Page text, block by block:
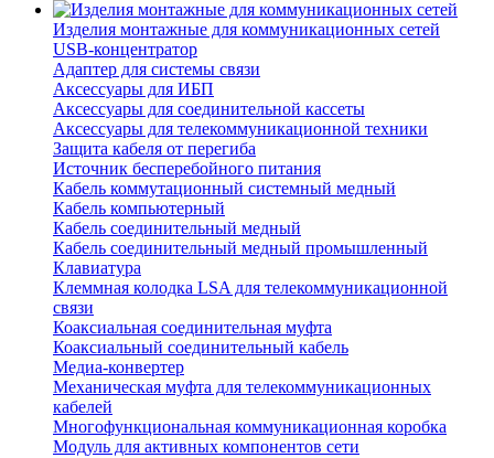
Изделия монтажные для коммуникационных сетей
USB-концентратор
Адаптер для системы связи
Аксессуары для ИБП
Аксессуары для соединительной кассеты
Аксессуары для телекоммуникационной техники
Защита кабеля от перегиба
Источник бесперебойного питания
Кабель коммутационный системный медный
Кабель компьютерный
Кабель соединительный медный
Кабель соединительный медный промышленный
Клавиатура
Клеммная колодка LSA для телекоммуникационной
связи
Коаксиальная соединительная муфта
Коаксиальный соединительный кабель
Медиа-конвертер
Механическая муфта для телекоммуникационных
кабелей
Многофункциональная коммуникационная коробка
Модуль для активных компонентов сети